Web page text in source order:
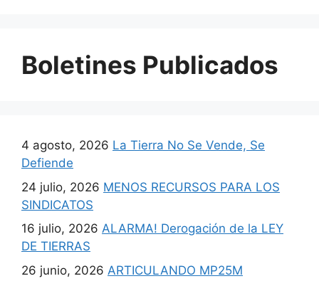
Boletines Publicados
4 agosto, 2026 La Tierra No Se Vende, Se
Defiende
24 julio, 2026 MENOS RECURSOS PARA LOS
SINDICATOS
16 julio, 2026 ALARMA! Derogación de la LEY
DE TIERRAS
26 junio, 2026 ARTICULANDO MP25M